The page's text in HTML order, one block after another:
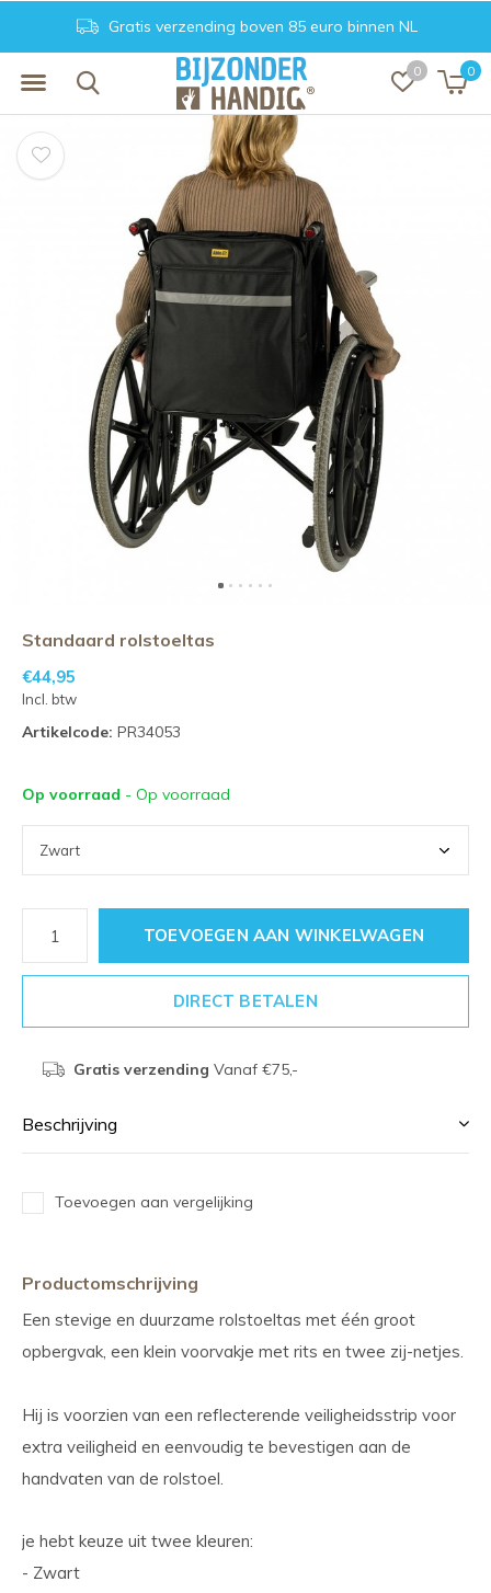
0 0
Gratis verzending boven 85 euro binnen NL
Standaard rolstoeltas
€44,95
Incl. btw
Artikelcode: PR34053
Op voorraad - Op voorraad
TOEVOEGEN AAN WINKELWAGEN
DIRECT BETALEN
Gratis verzending Vanaf €75,-
Beschrijving
Toevoegen aan vergelijking
Productomschrijving
Een stevige en duurzame rolstoeltas met één groot
opbergvak, een klein voorvakje met rits en twee zij-netjes.
Hij is voorzien van een reflecterende veiligheidsstrip voor
extra veiligheid en eenvoudig te bevestigen aan de
handvaten van de rolstoel.
je hebt keuze uit twee kleuren:
- Zwart